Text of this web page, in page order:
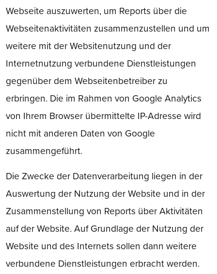
Webseite auszuwerten, um Reports über die
Webseitenaktivitäten zusammenzustellen und um
weitere mit der Websitenutzung und der
Internetnutzung verbundene Dienstleistungen
gegenüber dem Webseitenbetreiber zu
erbringen. Die im Rahmen von Google Analytics
von Ihrem Browser übermittelte IP-Adresse wird
nicht mit anderen Daten von Google
zusammengeführt.
Die Zwecke der Datenverarbeitung liegen in der
Auswertung der Nutzung der Website und in der
Zusammenstellung von Reports über Aktivitäten
auf der Website. Auf Grundlage der Nutzung der
Website und des Internets sollen dann weitere
verbundene Dienstleistungen erbracht werden.